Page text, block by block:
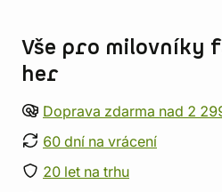
Vše pro milovníky
her
Doprava zdarma nad 2
60 dní na vrácení
20 let na trhu